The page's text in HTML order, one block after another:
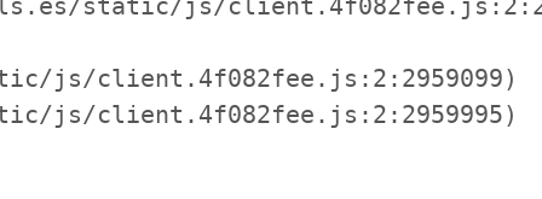
static/js/
js/client.4f082fee.js:2:2959099)
js/client.4f082fee.js:2:2959995)